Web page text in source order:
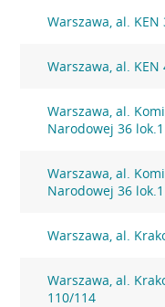
Warszawa, al. KEN
Warszawa, al. KEN
Warszawa, al.
Narodowej 36 lok.1
Warszawa, al.
Narodowej 36 lok.1
Warszawa, al.
Warszawa, al.
110/114